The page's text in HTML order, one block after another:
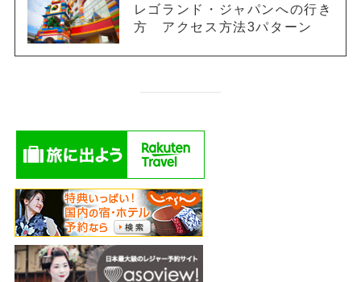
レゴランド・ジャパンへの行き
方 アクセス方法3パターン